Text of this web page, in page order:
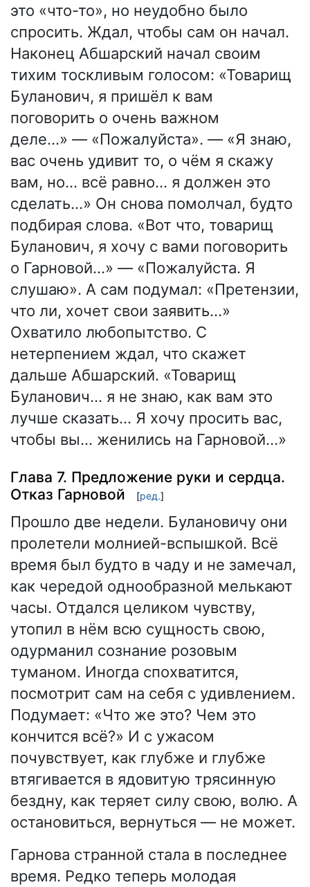
это «что-то», но неудобно было
спросить. Ждал, чтобы сам он начал.
Наконец Абшарский начал своим
тихим тоскливым голосом: «Товарищ
Буланович, я пришёл к вам
поговорить о очень важном
деле…» — «Пожалуйста». — «Я знаю,
вас очень удивит то, о чём я скажу
вам, но… всё равно… я должен это
сделать…» Он снова помолчал, будто
подбирая слова. «Вот что, товарищ
Буланович, я хочу с вами поговорить
о Гарновой…» — «Пожалуйста. Я
слушаю». А сам подумал: «Претензии,
что ли, хочет свои заявить…»
Охватило любопытство. С
нетерпением ждал, что скажет
дальше Абшарский. «Товарищ
Буланович… я не знаю, как вам это
лучше сказать… Я хочу просить вас,
чтобы вы… женились на Гарновой…»
Глава 7. Предложение руки и сердца.
Отказ Гарновой
[ред.]
Прошло две недели. Булановичу они
пролетели молнией-вспышкой. Всё
время был будто в чаду и не замечал,
как чередой однообразной мелькают
часы. Отдался целиком чувству,
утопил в нём всю сущность свою,
одурманил сознание розовым
туманом. Иногда спохватится,
посмотрит сам на себя с удивлением.
Подумает: «Что же это? Чем это
кончится всё?» И с ужасом
почувствует, как глубже и глубже
втягивается в ядовитую трясинную
бездну, как теряет силу свою, волю. А
остановиться, вернуться — не может.
Гарнова странной стала в последнее
время. Редко теперь молодая